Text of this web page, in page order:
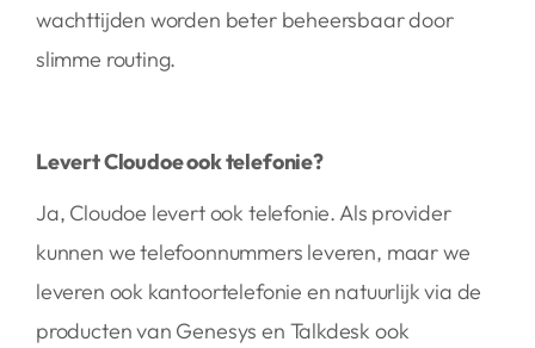
wachttijden worden beter beheersbaar door
slimme routing.
Levert Cloudoe ook telefonie?
Ja, Cloudoe levert ook telefonie. Als provider
kunnen we telefoonnummers leveren, maar we
leveren ook kantoortelefonie en natuurlijk via de
producten van Genesys en Talkdesk ook